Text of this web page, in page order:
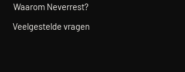
Waarom Neverrest?
Veelgestelde vragen